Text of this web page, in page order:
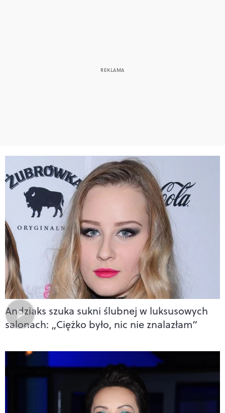
Andziaks szuka sukni ślubnej w luksusowych
salonach: „Ciężko było, nic nie znalazłam”